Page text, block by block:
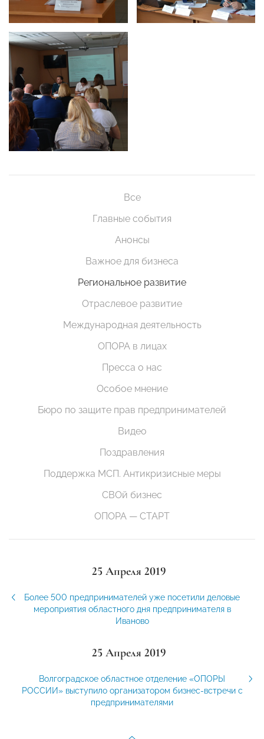
Все
Главные события
Анонсы
Важное для бизнеса
Региональное развитие
Отраслевое развитие
Международная деятельность
ОПОРА в лицах
Пресса о нас
Особое мнение
Бюро по защите прав предпринимателей
Видео
Поздравления
Поддержка МСП. Антикризисные меры
СВОй бизнес
ОПОРА — СТАРТ
25 Апреля 2019
Более 500 предпринимателей уже посетили деловые
мероприятия областного дня предпринимателя в
Иваново
25 Апреля 2019
Волгоградское областное отделение «ОПОРЫ
РОССИИ» выступило организатором бизнес-встречи с
предпринимателями